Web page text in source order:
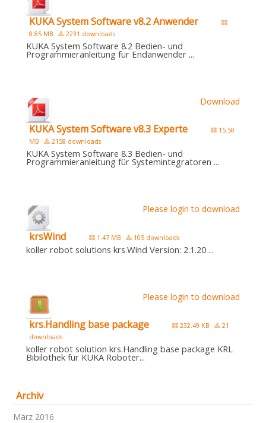
KUKA System Software v8.2 Anwender
8.85 MB 2231 downloads
KUKA System Software 8.2 Bedien- und
Programmieranleitung für Endanwender ...
Download
KUKA System Software v8.3 Experte
15.50
MB
2158 downloads
KUKA System Software 8.3 Bedien- und
Programmieranleitung für Systemintegratoren ...
Please login to download
krsWind 1.47 MB 105 downloads
koller robot solutions krs.Wind Version: 2.1.20 ...
Please login to download
krs.Handling base package 232.49 KB
21
downloads
koller robot solution krs.Handling base package KRL
Bibilothek für KUKA Roboter...
Archiv
März 2016